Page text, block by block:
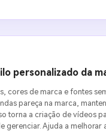
personalizado da
cores de marca e fontes
pareça na marca,
torna a criação de vídeos
gerenciar. Ajuda a melhorar